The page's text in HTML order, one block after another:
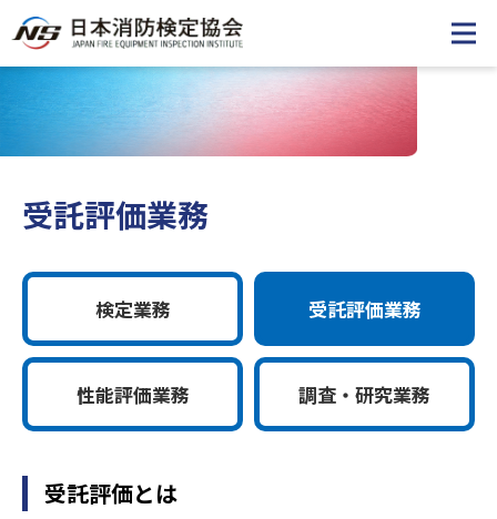
受託評価業務
検定業務 受託評価業務
性能評価業務 調査・研究業務
受託評価とは